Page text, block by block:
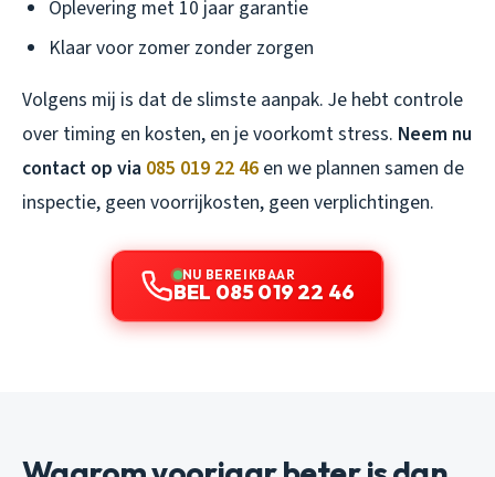
Oplevering met 10 jaar garantie
Klaar voor zomer zonder zorgen
Volgens mij is dat de slimste aanpak. Je hebt controle
over timing en kosten, en je voorkomt stress. Neem nu
contact op via 085 019 22 46 en we plannen samen de
inspectie, geen voorrijkosten, geen verplichtingen.
NU BEREIKBAAR
BEL 085 019 22 46